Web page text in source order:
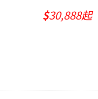
$30,888起